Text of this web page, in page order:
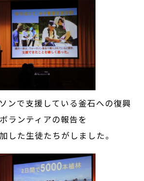
ンで支援している釜石への復興
ランティアの報告を
した生徒たちがしました。